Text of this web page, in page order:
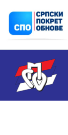
садржај